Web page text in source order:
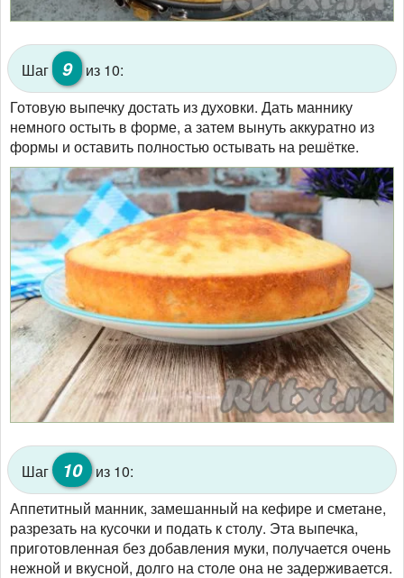
Шаг 9
из 10:
Готовую выпечку достать из духовки. Дать маннику
немного остыть в форме, а затем вынуть аккуратно из
формы и оставить полностью остывать на решётке.
Шаг 10 из 10:
Аппетитный манник, замешанный на кефире и сметане,
разрезать на кусочки и подать к столу. Эта выпечка,
приготовленная без добавления муки, получается очень
нежной и вкусной, долго на столе она не задерживается.